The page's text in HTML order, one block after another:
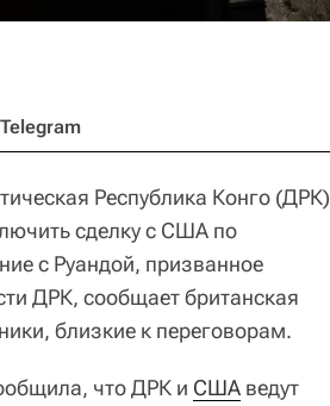
Telegram
Республика Конго (ДРК)
сделку с США по
с Руандой, призванное
ДРК, сообщает британская
близкие к переговорам.
что ДРК и США ведут